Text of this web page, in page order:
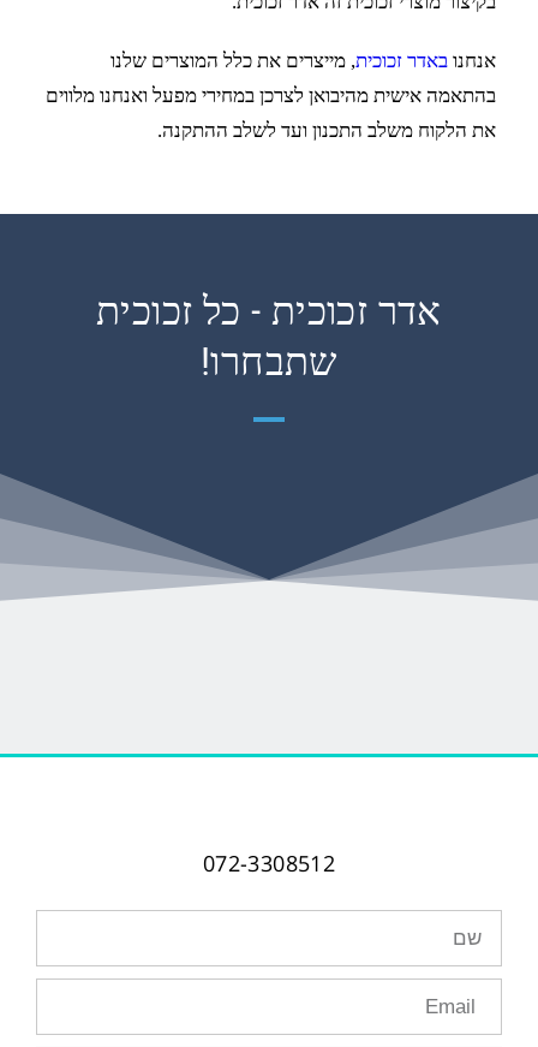
אנחנו באדר זכוכית, מייצרים את כלל המוצרים שלנו
בהתאמה אישית מהיבואן לצרכן במחירי מפעל ואנחנו מלווים
את הלקוח משלב התכנון ועד לשלב ההתקנה.
אדר זכוכית - כל זכוכית
שתבחרו!
072-3308512